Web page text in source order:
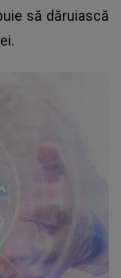
să dăruiască